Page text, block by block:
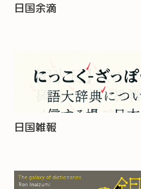
日国余滴
日国雑報